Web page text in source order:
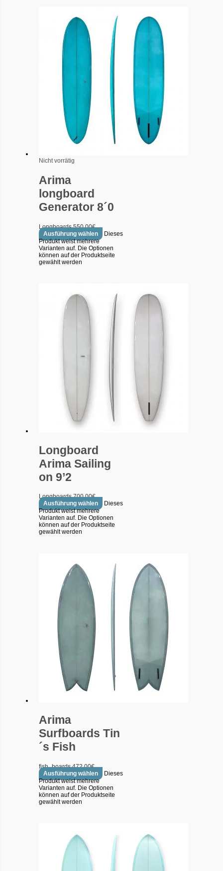
Nicht vorrätig
Arima
longboard
Generator 8´0
Longboards550.00€
Ausführung wählen
Dieses
Produkt weist mehrere
Varianten auf. Die Optionen
können auf der Produktseite
gewählt werden
Longboard
Arima Sailing
on 9’2
Longboards700.00€
Ausführung wählen
Dieses
Produkt weist mehrere
Varianten auf. Die Optionen
können auf der Produktseite
gewählt werden
Arima
Surfboards Tin
´s Fish
fish_boards472.00€
Ausführung wählen
Dieses
Produkt weist mehrere
Varianten auf. Die Optionen
können auf der Produktseite
gewählt werden